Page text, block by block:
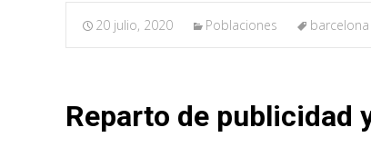
20 julio, 2020 Poblaciones barcelona
Reparto de publicidad